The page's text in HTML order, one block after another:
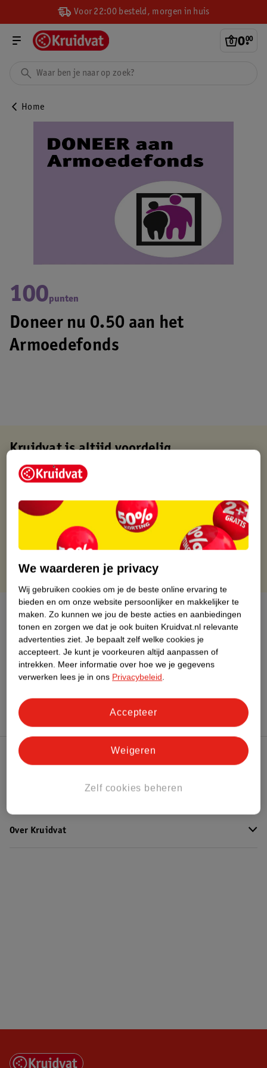
Voor 22:00 besteld, morgen in huis
0.
00
Home
Doneer nu 0.50 aan het
Armoedefonds
100punten
Kruidvat is altijd voordelig
Gratis ophalen in de winkel
Gratis thuisbezorgd vanaf 50.00
Gratis retourneren binnen 30 dagen
Gratis punten met je Kruidvat kaart
Over dit product
Hoe gaat het bestellen van een ticket in zijn
werk?
Kruidvat Club
Over Kruidvat
We waarderen je privacy
Wij gebruiken cookies om je de beste online ervaring te
bieden en om onze website persoonlijker en makkelijker te
maken. Zo kunnen we jou de beste acties en aanbiedingen
tonen en zorgen we dat je ook buiten Kruidvat.nl relevante
advertenties ziet. Je bepaalt zelf welke cookies je
accepteert. Je kunt je voorkeuren altijd aanpassen of
intrekken. Meer informatie over hoe we je gegevens
verwerken lees je in ons Privacybeleid.
Zelf cookies beheren
Weigeren
Accepteer